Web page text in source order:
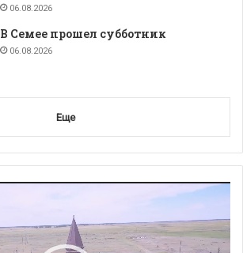
06.08.2026
В Семее прошел субботник
06.08.2026
Еще